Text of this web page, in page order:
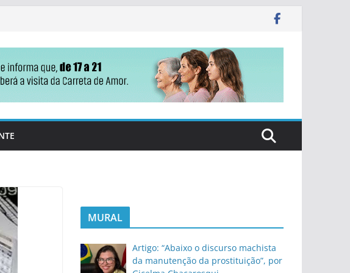
MURAL
Artigo: “Abaixo o discurso machista
da manutenção da prostituição”, por